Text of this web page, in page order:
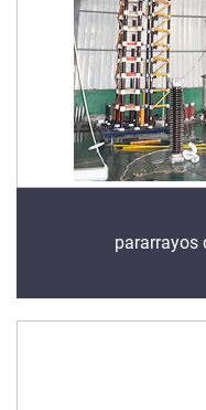
pararrayos